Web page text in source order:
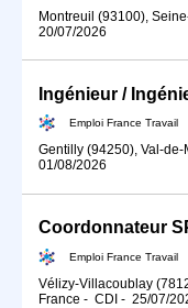
Montreuil (93100),
20/07/2026
Emploi France Travail
Gentilly (94250), Val-
01/08/2026
Emploi France Travail
Vélizy-Villacoublay
France - CDI - 25/07/